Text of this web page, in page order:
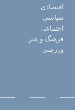
اقتصادی
سیاسی
اجتماعی
فرهنگ و هنر
ورزشی